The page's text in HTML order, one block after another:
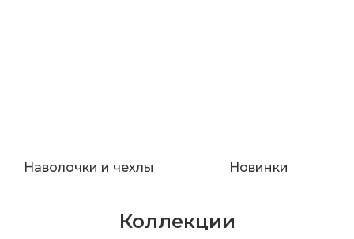
Наволочки и чехлы Новинки
Коллекции